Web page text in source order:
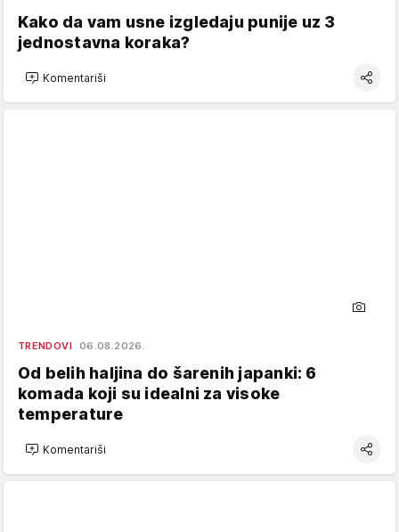
Kako da vam usne izgledaju punije uz 3
jednostavna koraka?
Komentariši
TRENDOVI 06.08.2026.
Od belih haljina do šarenih japanki: 6
komada koji su idealni za visoke
temperature
Komentariši